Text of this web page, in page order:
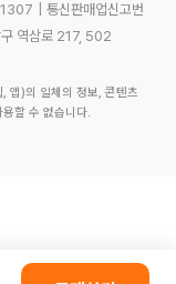
통신판매업신고번
역삼로 217, 502
앱)의 일체의 정보, 콘텐츠
할 수 없습니다.